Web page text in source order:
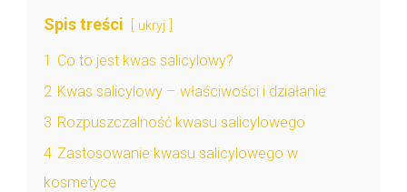
Spis treści ukryj
1 Co to jest kwas salicylowy?
2 Kwas salicylowy – właściwości i działanie
3 Rozpuszczalność kwasu salicylowego
4 Zastosowanie kwasu salicylowego w
kosmetyce